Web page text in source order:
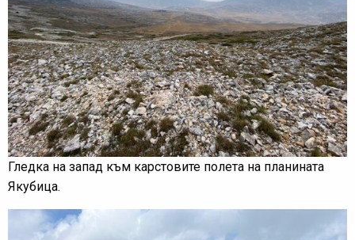
Гледка на запад към карстовите полета на планината
Якубица.